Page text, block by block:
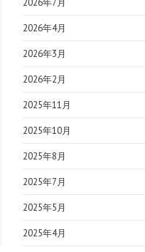
2026年7月
2026年4月
2026年3月
2026年2月
2025年11月
2025年10月
2025年8月
2025年7月
2025年5月
2025年4月